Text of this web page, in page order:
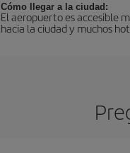
Cómo llegar a la ciudad:
El aeropuerto es accesible
hacia la ciudad y muchos